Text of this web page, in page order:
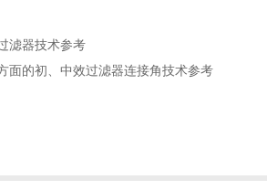
滤器技术参考
面的初、中效过滤器连接角技术参考